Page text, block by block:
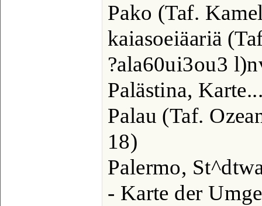
Pako (Taf.
kaiasoeiäariä
?ala60ui3ou3
Palästina,
Palau (Taf.
18)
Palermo,
- Karte der